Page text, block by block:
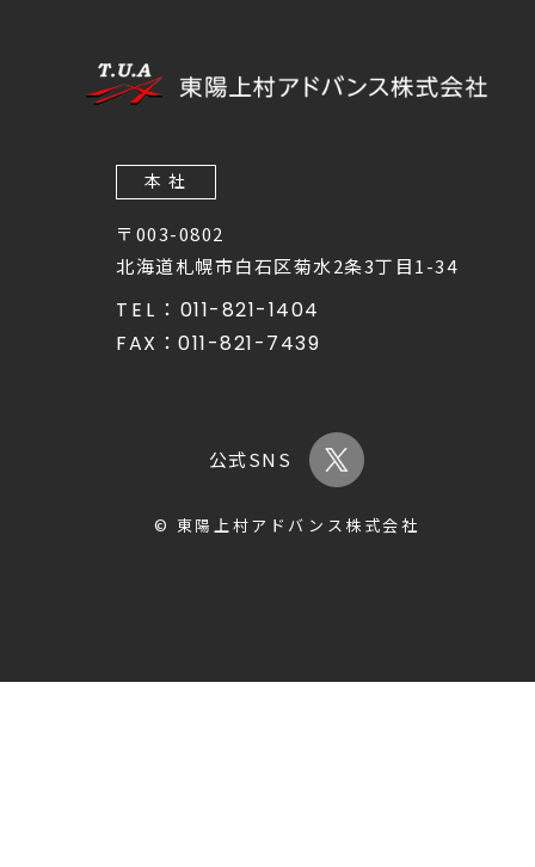
本 社
〒003-0802
北海道札幌市白石区菊水2条3丁目1-34
TEL： 011-821-1404
FAX： 011-821-7439
公式SNS
© 東陽上村アドバンス株式会社